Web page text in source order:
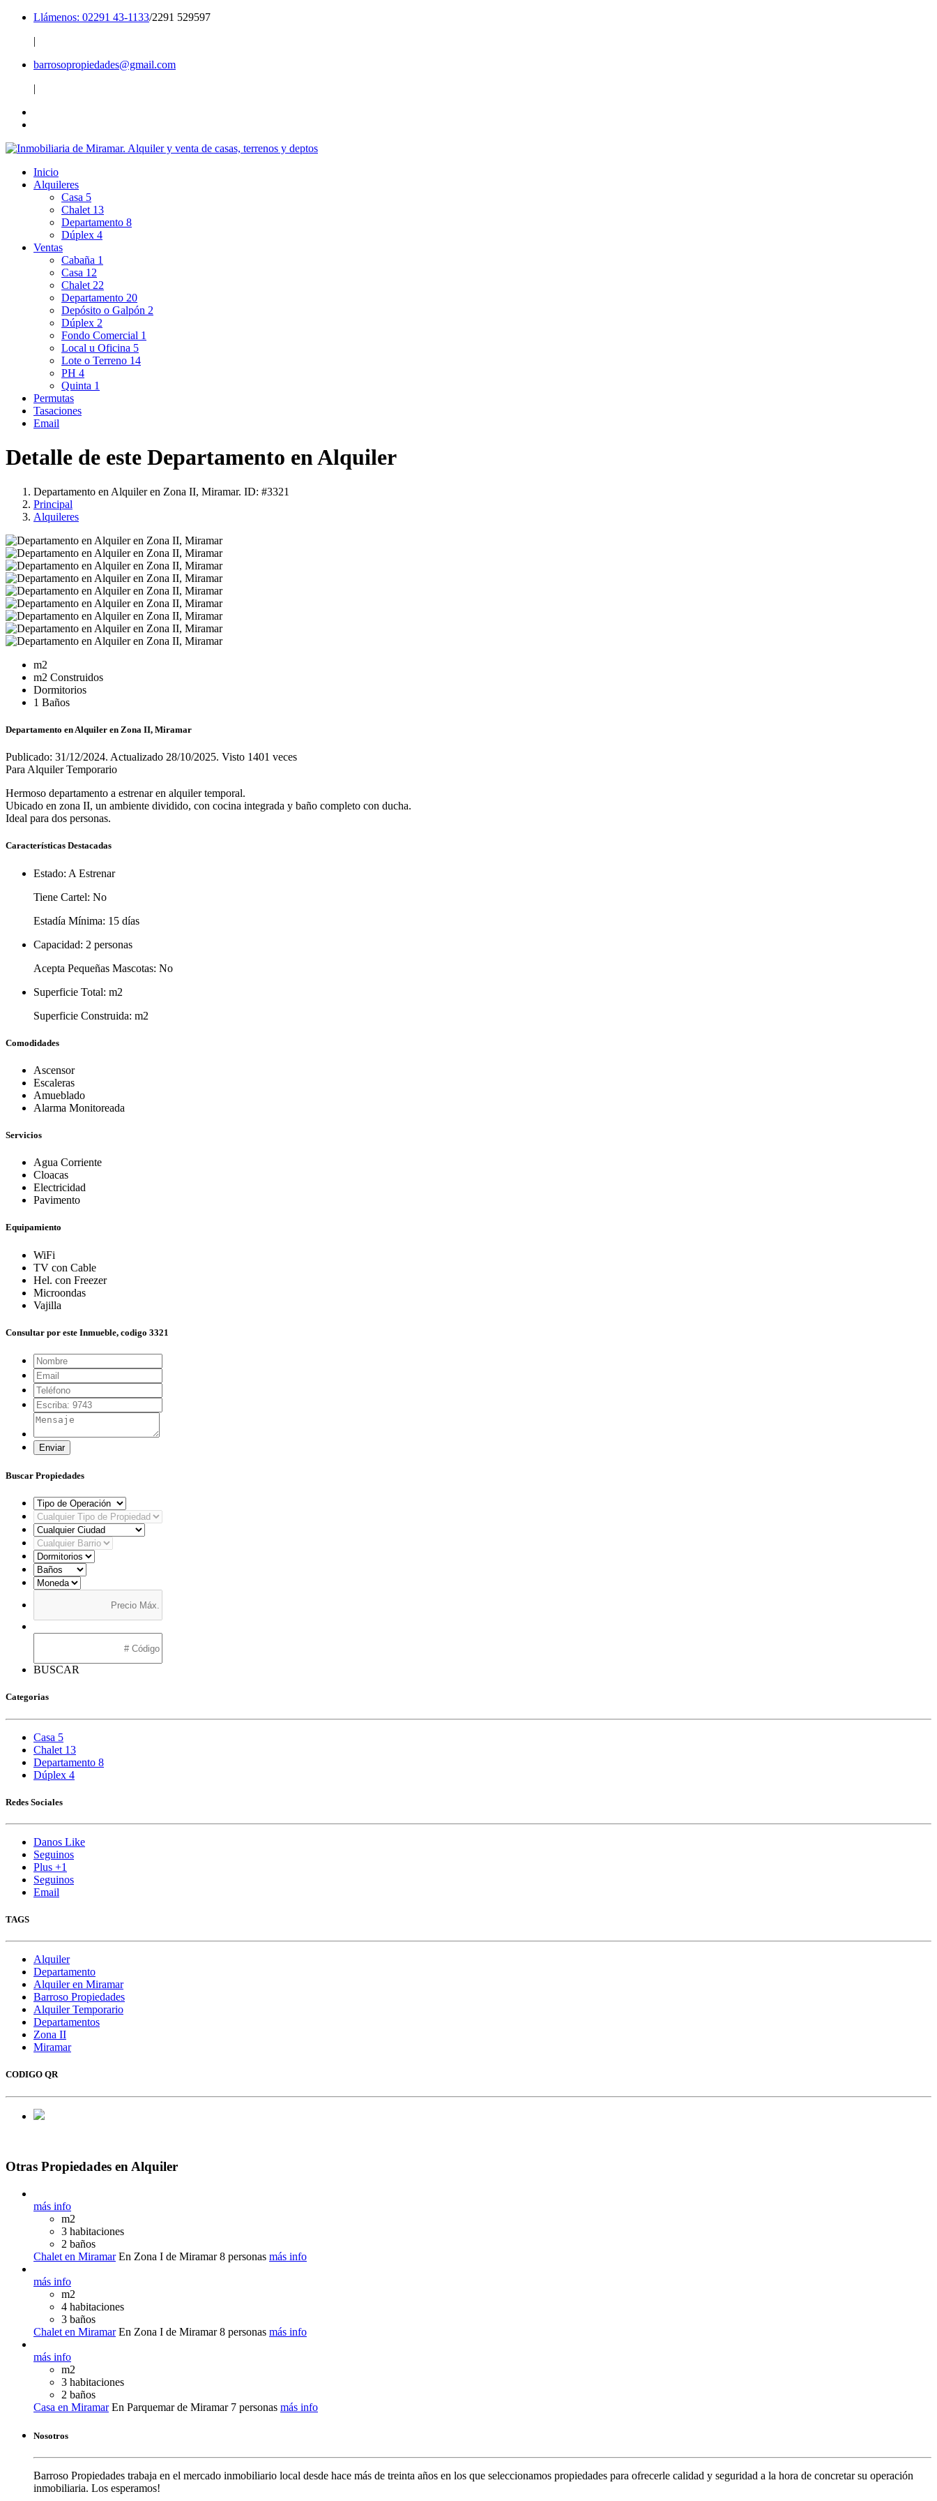
Llámenos: 02291 43-1133/2291 529597
|
barrosopropiedades@gmail.com
|
Inicio
Alquileres
Casa 5
Chalet 13
Departamento 8
Dúplex 4
Ventas
Cabaña 1
Casa 12
Chalet 22
Departamento 20
Depósito o Galpón 2
Dúplex 2
Fondo Comercial 1
Local u Oficina 5
Lote o Terreno 14
PH 4
Quinta 1
Permutas
Tasaciones
Email
Detalle de este Departamento en Alquiler
Departamento en Alquiler en Zona II, Miramar. ID: #3321
Principal
Alquileres
m2
m2 Construidos
Dormitorios
1 Baños
Departamento en Alquiler en Zona II, Miramar
Publicado: 31/12/2024. Actualizado 28/10/2025. Visto 1401 veces
Para Alquiler Temporario
Hermoso departamento a estrenar en alquiler temporal.
Ubicado en zona II, un ambiente dividido, con cocina integrada y baño completo con ducha.
Ideal para dos personas.
Características Destacadas
Estado: A Estrenar
Tiene Cartel: No
Estadía Mínima: 15 días
Capacidad: 2 personas
Acepta Pequeñas Mascotas: No
Superficie Total: m2
Superficie Construida: m2
Comodidades
Ascensor
Escaleras
Amueblado
Alarma Monitoreada
Servicios
Agua Corriente
Cloacas
Electricidad
Pavimento
Equipamiento
WiFi
TV con Cable
Hel. con Freezer
Microondas
Vajilla
Consultar por este Inmueble, codigo 3321
Enviar
Buscar Propiedades
BUSCAR
Categorias
Casa 5
Chalet 13
Departamento 8
Dúplex 4
Redes Sociales
Danos Like
Seguinos
Plus +1
Seguinos
Email
TAGS
Alquiler
Departamento
Alquiler en Miramar
Barroso Propiedades
Alquiler Temporario
Departamentos
Zona II
Miramar
CODIGO QR
Otras Propiedades en Alquiler
más info
m2
3 habitaciones
2 baños
Chalet en Miramar En Zona I de Miramar 8 personas más info
más info
m2
4 habitaciones
3 baños
Chalet en Miramar En Zona I de Miramar 8 personas más info
más info
m2
3 habitaciones
2 baños
Casa en Miramar En Parquemar de Miramar 7 personas más info
Nosotros
Barroso Propiedades trabaja en el mercado inmobiliario local desde hace más de treinta años en los que seleccionamos propiedades para ofrecerle calidad y seguridad a la hora de concretar su operación
inmobiliaria. Los esperamos!